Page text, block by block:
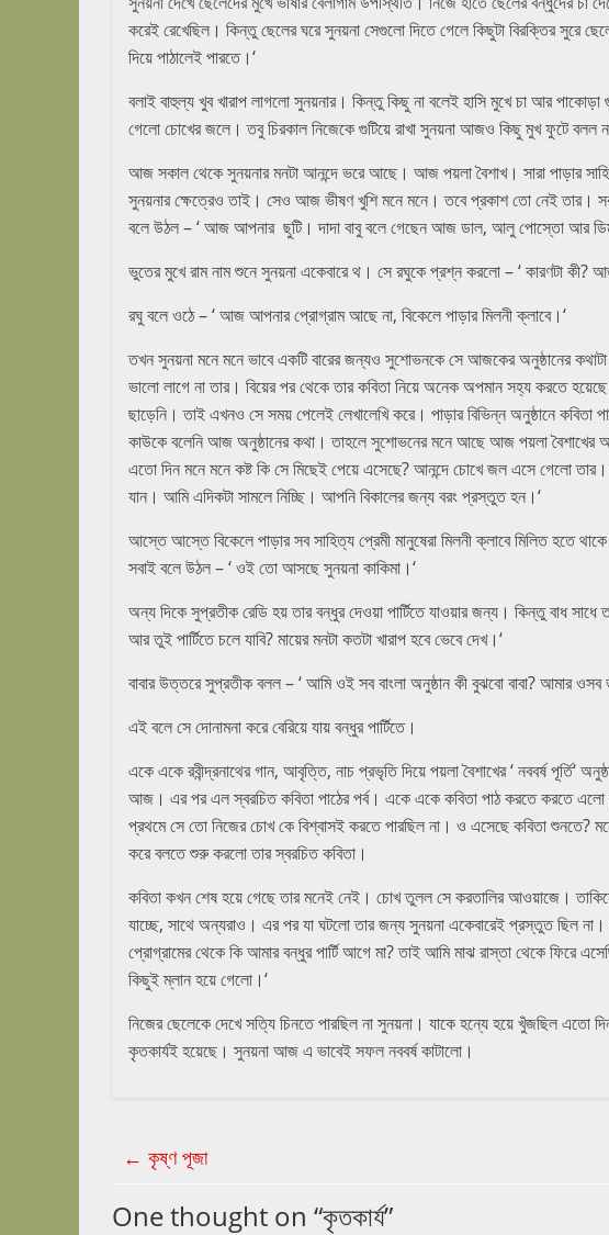
করেই রেখেছিল। কিন্তু ছেলের ঘরে সুনয়না সেগুলো দিতে গেলে কিছুটা বিরক্তির সুরে
দিয়ে পাঠালেই পারতে।‘
বলাই বাহুল্য খুব খারাপ লাগলো সুনয়নার। কিন্তু কিছু না বলেই হাসি মুখে চা আর
গেলো চোখের জলে। তবু চিরকাল নিজেকে গুটিয়ে রাখা সুনয়না আজও কিছু মুখ ফুটে বলল
আজ সকাল থেকে সুনয়নার মনটা আনন্দে ভরে আছে। আজ পয়লা বৈশাখ। সারা পাড়ার
সুনয়নার ক্ষেত্রেও তাই। সেও আজ ভীষণ খুশি মনে মনে। তবে প্রকাশ তো নেই তার।
বলে উঠল – ‘ আজ আপনার ছুটি। দাদা বাবু বলে গেছেন আজ ডাল, আলু পোস্তো আর ডিম
ভুতের মুখে রাম নাম শুনে সুনয়না একেবারে থ। সে রঘুকে প্রশ্ন করলো – ‘ কারণটা কী?
রঘু বলে ওঠে – ‘ আজ আপনার প্রোগ্রাম আছে না, বিকেলে পাড়ার মিলনী ক্লাবে।‘
তখন সুনয়না মনে মনে ভাবে একটি বারের জন্যও সুশোভনকে সে আজকের অনুষ্ঠানের
ভালো লাগে না তার। বিয়ের পর থেকে তার কবিতা নিয়ে অনেক অপমান সহ্য করতে
ছাড়েনি। তাই এখনও সে সময় পেলেই লেখালেখি করে। পাড়ার বিভিন্ন অনুষ্ঠানে
কাউকে বলেনি আজ অনুষ্ঠানের কথা। তাহলে সুশোভনের মনে আছে আজ পয়লা
এতো দিন মনে মনে কষ্ট কি সে মিছেই পেয়ে এসেছে? আনন্দে চোখে জল এসে গেলো
যান। আমি এদিকটা সামলে নিচ্ছি। আপনি বিকালের জন্য বরং প্রস্তুত হন।‘
আস্তে আস্তে বিকেলে পাড়ার সব সাহিত্য প্রেমী মানুষেরা মিলনী ক্লাবে মিলিত হতে
সবাই বলে উঠল – ‘ ওই তো আসছে সুনয়না কাকিমা।‘
অন্য দিকে সুপ্রতীক রেডি হয় তার বন্ধুর দেওয়া পার্টিতে যাওয়ার জন্য। কিন্তু বাধ
আর তুই পার্টিতে চলে যাবি? মায়ের মনটা কতটা খারাপ হবে ভেবে দেখ।‘
বাবার উত্তরে সুপ্রতীক বলল – ‘ আমি ওই সব বাংলা অনুষ্ঠান কী বুঝবো বাবা? আমার ওসব
এই বলে সে দোনামনা করে বেরিয়ে যায় বন্ধুর পার্টিতে।
একে একে রবীন্দ্রনাথের গান, আবৃত্তি, নাচ প্রভৃতি দিয়ে পয়লা বৈশাখের ‘ নববর্ষ পূর্তি‘
আজ। এর পর এল স্বরচিত কবিতা পাঠের পর্ব। একে একে কবিতা পাঠ করতে করতে এলো
প্রথমে সে তো নিজের চোখ কে বিশ্বাসই করতে পারছিল না। ও এসেছে কবিতা শুনতে?
করে বলতে শুরু করলো তার স্বরচিত কবিতা।
কবিতা কখন শেষ হয়ে গেছে তার মনেই নেই। চোখ তুলল সে করতালির আওয়াজে।
যাচ্ছে, সাথে অন্যরাও। এর পর যা ঘটলো তার জন্য সুনয়না একেবারেই প্রস্তুত ছিল
প্রোগ্রামের থেকে কি আমার বন্ধুর পার্টি আগে মা? তাই আমি মাঝ রাস্তা থেকে ফিরে
কিছুই ম্লান হয়ে গেলো।‘
নিজের ছেলেকে দেখে সত্যি চিনতে পারছিল না সুনয়না। যাকে হন্যে হয়ে খুঁজছিল এতো
কৃতকার্যই হয়েছে। সুনয়না আজ এ ভাবেই সফল নববর্ষ কাটালো।
← কৃষ্ণ পূজা
One thought on “কৃতকার্য”